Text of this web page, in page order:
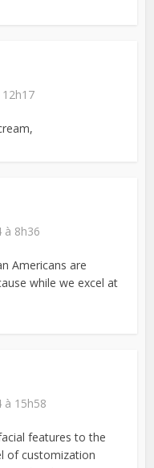
à 8h36
Americans are
while we excel at
à 15h58
features to the
of customization